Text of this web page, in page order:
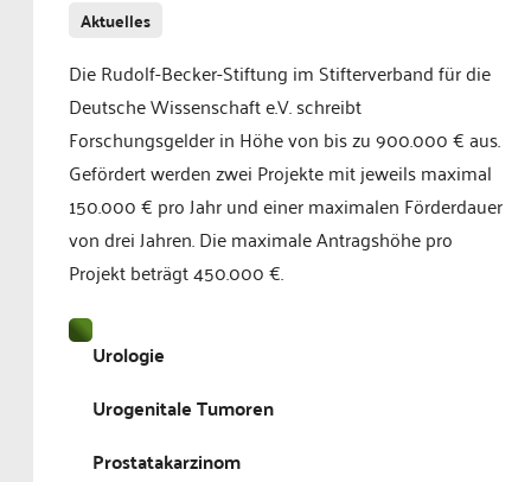
Aktuelles
Die Rudolf-Becker-Stiftung im Stifterverband für die
Deutsche Wissenschaft e.V. schreibt
Forschungsgelder in Höhe von bis zu 900.000 € aus.
Gefördert werden zwei Projekte mit jeweils maximal
150.000 € pro Jahr und einer maximalen Förderdauer
von drei Jahren. Die maximale Antragshöhe pro
Projekt beträgt 450.000 €.
Urologie
Urogenitale Tumoren
Prostatakarzinom